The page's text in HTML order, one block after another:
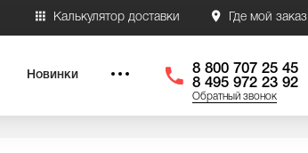
Где мой заказ
Калькулятор доставки
Новинки
8 800 707 25 45
8 495 972 23 92
Обратный звонок